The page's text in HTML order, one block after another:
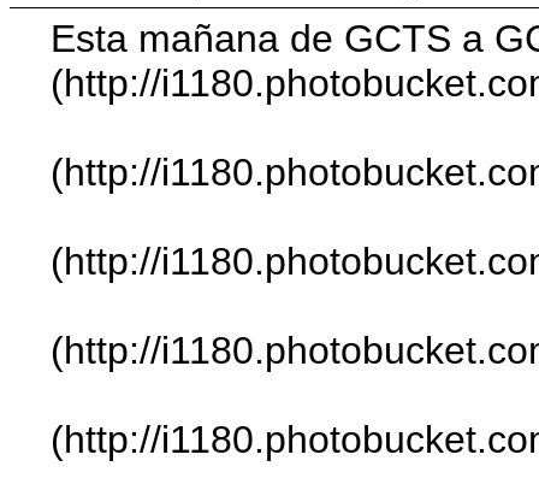
Esta mañana de GCTS a
(http://
(http://
(http://
(http://
(http://